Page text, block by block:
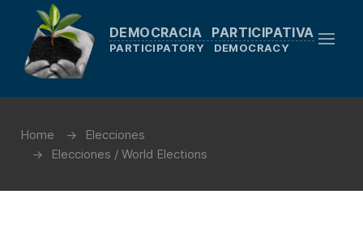
DEMOCRACIA PARTICIPATIVA
PARTICIPATORY DEMOCRACY
Home
Elecciones
Elecciones / World Elections